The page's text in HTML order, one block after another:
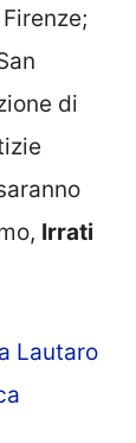
di
Irrati
Lautaro